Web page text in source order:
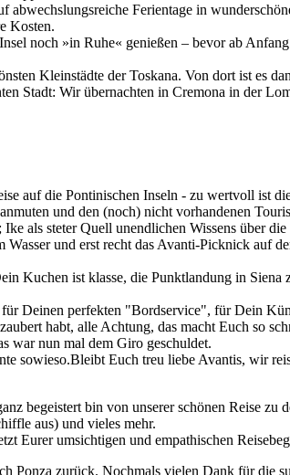
abwechslungsreiche Ferientage in
Kosten.
noch »in Ruhe« genießen – bevor ab
Kleinstädte der Toskana. Von dort ist es
Stadt: Wir übernachten in Cremona in der
auf die Pontinischen Inseln - zu wertvoll ist
und den (noch) nicht vorhandenen
als steter Quell unendlichen Wissens über
und erst recht das Avanti-Picknick auf
Kuchen ist klasse, die Punktlandung in
Deinen perfekten "Bordservice", für Dein
habt, alle Achtung, das macht Euch so
war nun mal dem Giro geschuldet.
sowieso.Bleibt Euch treu liebe Avantis, wir
begeistert bin von unserer schönen Reise zu
aus) und vieles mehr.
Eurer umsichtigen und empathischen
Ponza zurück. Nochmals vielen Dank für die